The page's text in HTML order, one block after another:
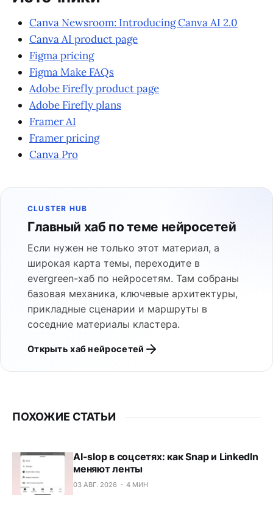
Canva Newsroom: Introducing Canva AI 2.0
Canva AI product page
Figma pricing
Figma Make FAQs
Adobe Firefly product page
Adobe Firefly plans
Framer AI
Framer pricing
Canva Pro
CLUSTER HUB
Главный хаб по теме нейросетей
Если нужен не только этот материал, а
широкая карта темы, переходите в
evergreen-хаб по нейросетям. Там собраны
базовая механика, ключевые архитектуры,
прикладные сценарии и маршруты в
соседние материалы кластера.
Открыть хаб нейросетей
ПОХОЖИЕ СТАТЬИ
AI-slop в соцсетях: как Snap и LinkedIn
меняют ленты
03 АВГ. 2026 4 МИН